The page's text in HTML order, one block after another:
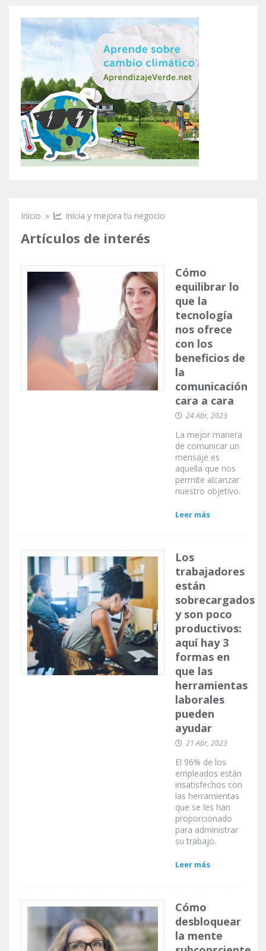
Inicio » Inicia y mejora tu negocio
Artículos de interés
Cómo
equilibrar lo
que la
tecnología
nos ofrece
con los
beneficios de
la
comunicación
cara a cara
24 Abr, 2023
La mejor manera
de comunicar un
mensaje es
aquella que nos
permite alcanzar
nuestro objetivo.
Leer más
Los
trabajadores
están
sobrecargados
y son poco
productivos:
aquí hay 3
formas en
que las
herramientas
laborales
pueden
ayudar
21 Abr, 2023
El 96% de los
empleados están
insatisfechos con
las herramientas
que se les han
proporcionado
para administrar
su trabajo.
Leer más
Cómo
desbloquear
la mente